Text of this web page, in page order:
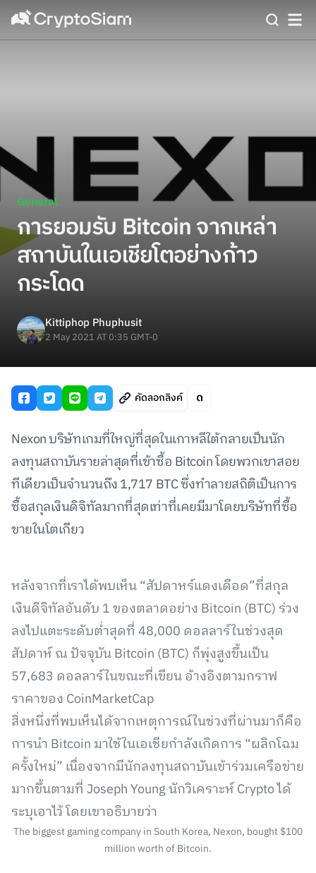
General
การยอมรับ Bitcoin จากเหล่า
สถาบันในเอเชียโตอย่างก้าว
กระโดด
Kittiphop Phuphusit
2 May 2021 AT 0:35 GMT-0
คัดลอกลิงค์
Nexon บริษัทเกมที่ใหญ่ที่สุดในเกาหลีใต้กลายเป็นนัก
ลงทุนสถาบันรายล่าสุดที่เข้าซื้อ Bitcoin โดยพวกเขาสอย
ทีเดียวเป็นจำนวนถึง 1,717 BTC ซึ่งทำลายสถิติเป็นการ
ซื้อสกุลเงินดิจิทัลมากที่สุดเท่าที่เคยมีมาโดยบริษัทที่ซื้อ
ขายในโตเกียว
หลังจากที่เราได้พบเห็น “สัปดาหร์แดงเดือด”ที่สกุล
เงินดิจิทัลอันดับ 1 ของตลาดอย่าง Bitcoin (BTC) ร่วง
ลงไปแตะระดับต่ำสุดที่ 48,000 ดอลลาร์ในช่วงสุด
สัปดาห์ ณ ปัจจุบัน Bitcoin (BTC) ก็พุ่งสูงขึ้นเป็น
57,683 ดอลลาร์ในขณะที่เขียน อ้างอิงตามกราฟ
ราคาของ CoinMarketCap
สิ่งหนึ่งที่พบเห็นได้จากเหตุการณ์ในช่วงที่ผ่านมาก็คือ
การนำ Bitcoin มาใช้ในเอเชียกำลังเกิดการ “ผลิกโฉม
ครั้งใหม่” เนื่องจากมีนักลงทุนสถาบันเข้าร่วมเครือข่าย
มากขึ้นตามที่ Joseph Young นักวิเคราะห์ Crypto ได้
ระบุเอาไว้ โดยเขาอธิบายว่า
The biggest gaming company in South Korea, Nexon, bought $100
million worth of Bitcoin.